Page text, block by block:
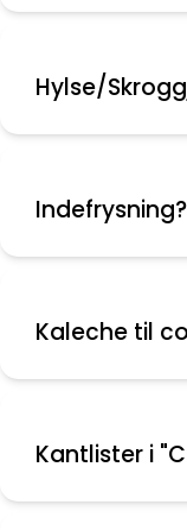
Hylse/
Indefrysning?
Kaleche til
Kantlister i